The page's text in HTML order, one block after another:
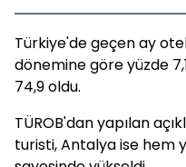
Türkiye'de geçen ay
dönemine göre yüzde
74,9 oldu.
TÜROB'dan yapılan
turisti, Antalya ise hem